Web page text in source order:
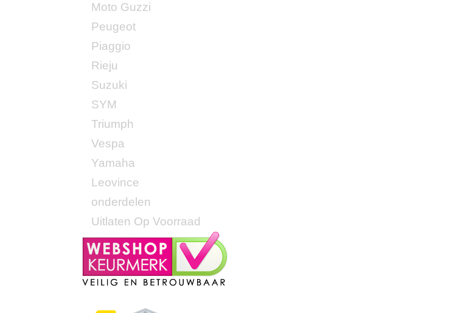
Moto Guzzi
Peugeot
Piaggio
Rieju
Suzuki
SYM
Triumph
Vespa
Yamaha
Leovince
onderdelen
Uitlaten Op Voorraad